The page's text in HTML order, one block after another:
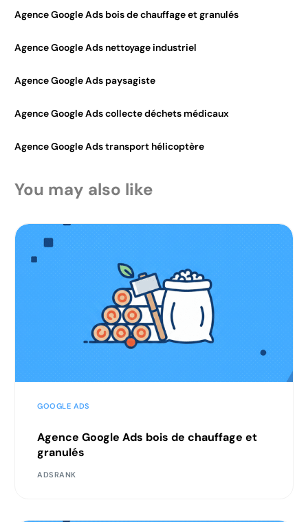
Agence Google Ads bois de chauffage et granulés
Agence Google Ads nettoyage industriel
Agence Google Ads paysagiste
Agence Google Ads collecte déchets médicaux
Agence Google Ads transport hélicoptère
You may also like
GOOGLE ADS
Agence Google Ads bois de chauffage et
granulés
ADSRANK